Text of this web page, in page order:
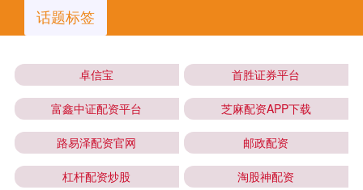
话题标签
卓信宝 首胜证券平台
富鑫中证配资平台 芝麻配资APP下载
路易泽配资官网 邮政配资
杠杆配资炒股 淘股神配资